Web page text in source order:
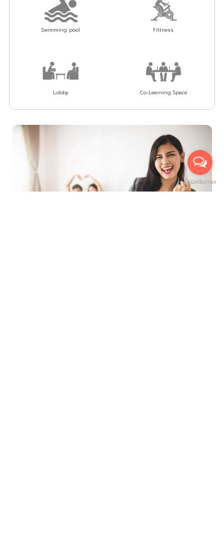
Swimming pool Fittness
Lobby Co-Learning Space